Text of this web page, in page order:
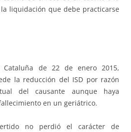
liquidación que debe practicarse
Cataluña de 22 de enero 2015,
la reducción del ISD por razón
del causante aunque haya
en un geriátrico.
no perdió el carácter de